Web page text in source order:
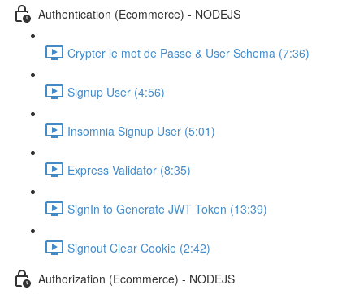
Authentication (Ecommerce) - NODEJS
Crypter le mot de Passe & User Schema (7:36)
Signup User (4:56)
Insomnia Signup User (5:01)
Express Validator (8:35)
SignIn to Generate JWT Token (13:39)
Signout Clear Cookie (2:42)
Authorization (Ecommerce) - NODEJS